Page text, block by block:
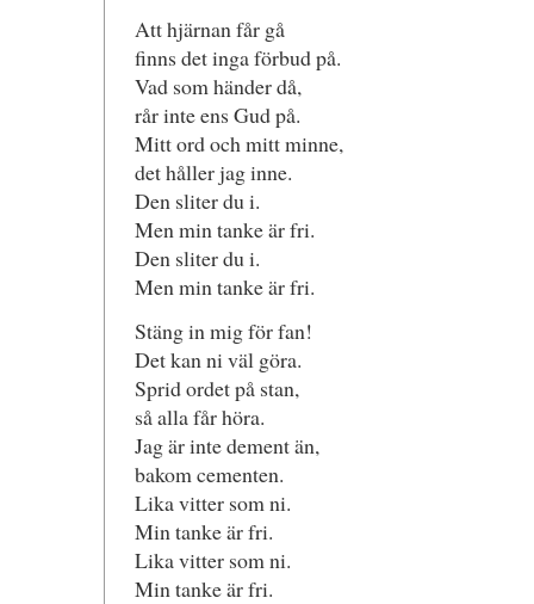
Att hjärnan får gå
finns det inga förbud på.
Vad som händer då,
rår inte ens Gud på.
Mitt ord och mitt minne,
det håller jag inne.
Den sliter du i.
Men min tanke är fri.
Den sliter du i.
Men min tanke är fri.
Stäng in mig för fan!
Det kan ni väl göra.
Sprid ordet på stan,
så alla får höra.
Jag är inte dement än,
bakom cementen.
Lika vitter som ni.
Min tanke är fri.
Lika vitter som ni.
Min tanke är fri.